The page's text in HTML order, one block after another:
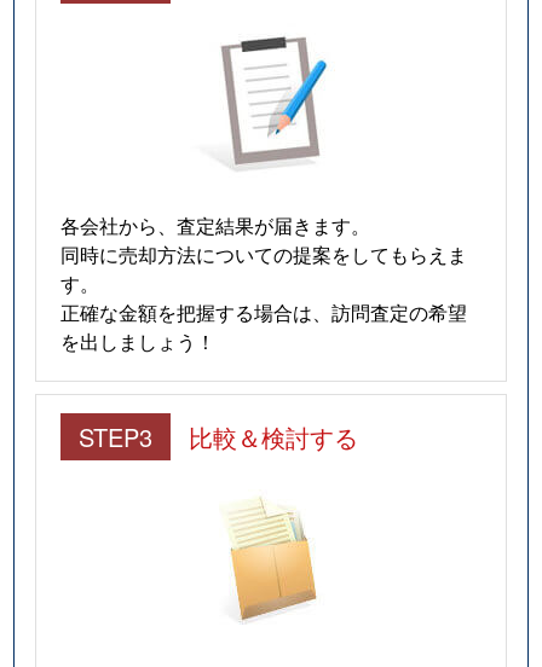
各会社から、査定結果が届きます。
同時に売却方法についての提案をしてもらえま
す。
正確な金額を把握する場合は、訪問査定の希望
を出しましょう！
STEP3 比較＆検討する